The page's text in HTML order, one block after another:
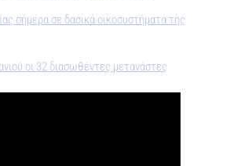
σήμερα σε δασικά οικοσυστήματα της
οι 32 διασωθέντες μετανάστες